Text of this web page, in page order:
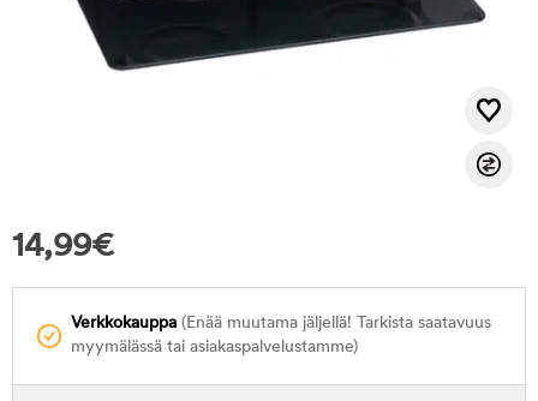
14,99€
Verkkokauppa (Enää muutama jäljellä! Tarkista saatavuus
myymälässä tai asiakaspalvelustamme)